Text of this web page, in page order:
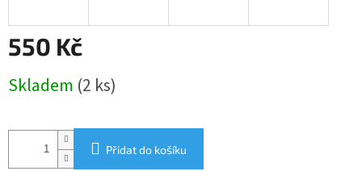
550 Kč
cena:
Skladem (2 ks)
Přidat do košíku